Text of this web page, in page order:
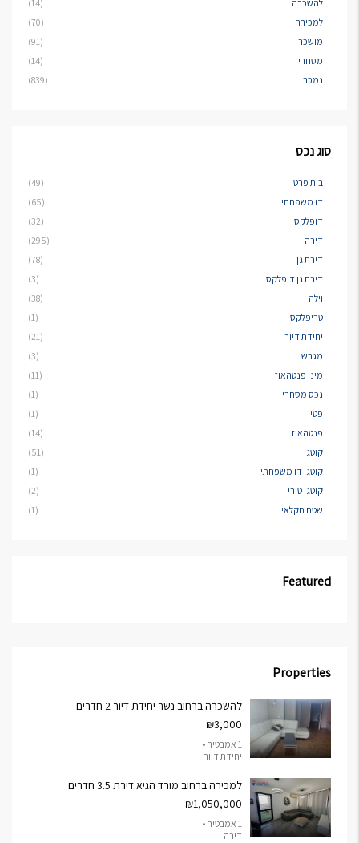
להשכרה
(14)
למכירה
(70)
מושכר
(91)
מסחרי
(14)
נמכר
(839)
סוג נכס
בית פרטי
(49)
דו משפחתי
(65)
דופלקס
(32)
דירה
(295)
דירת גן
(78)
דירת גן דופלקס
(3)
וילה
(38)
טריפלקס
(1)
יחידת דיור
(21)
מגרש
(3)
מיני פנטהאוז
(11)
נכס מסחרי
(1)
פטיו
(1)
פנטהאוז
(14)
קוטג'
(51)
קוטג' דו משפחתי
(1)
קוטג' טורי
(2)
שטח חקלאי
(1)
Featured
Properties
להשכרה ברחוב נשר יחידת דיור 2 חדרים
₪3,000
1 אמבטיה •
יחידת דיור
למכירה ברחוב מורד הגיא דירת 3.5 חדרים
₪1,050,000
1 אמבטיה •
דירה